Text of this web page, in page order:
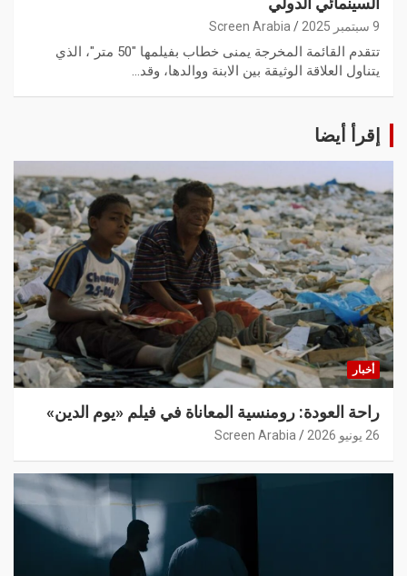
9 سبتمبر 2025 Screen Arabia
تتقدم القائمة المخرجة يمنى خطاب بفيلمها "50 متر"، الذي
يتناول العلاقة الوثيقة بين الابنة ووالدها، وقد…
إقرأ أيضا
أخبار
راحة العودة: رومنسية المعاناة في فيلم «يوم الدين»
26 يونيو 2026 Screen Arabia